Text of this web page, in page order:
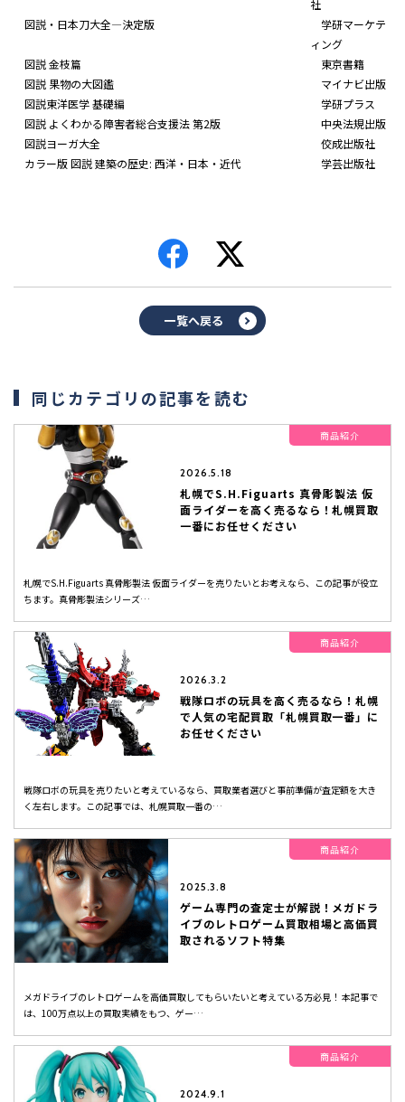
社
図説・日本刀大全―決定版
学研マーケテ
ィング
図説 金枝篇
東京書籍
図説 果物の大図鑑
マイナビ出版
図説東洋医学 基礎編
学研プラス
図説 よくわかる障害者総合支援法 第2版
中央法規出版
図説ヨーガ大全
佼成出版社
カラー版 図説 建築の歴史: 西洋・日本・近代
学芸出版社
一覧へ戻る
同じカテゴリの記事を読む
商品紹介
2026.5.18
札幌でS.H.Figuarts 真骨彫製法 仮
面ライダーを高く売るなら！札幌買取
一番にお任せください
札幌でS.H.Figuarts 真骨彫製法 仮面ライダーを売りたいとお考えなら、この記事が役立
ちます。真骨彫製法シリーズ…
商品紹介
2026.3.2
戦隊ロボの玩具を高く売るなら！札幌
で人気の宅配買取「札幌買取一番」に
お任せください
戦隊ロボの玩具を売りたいと考えているなら、買取業者選びと事前準備が査定額を大き
く左右します。この記事では、札幌買取一番の…
商品紹介
2025.3.8
ゲーム専門の査定士が解説！メガドラ
イブのレトロゲーム買取相場と高価買
取されるソフト特集
メガドライブのレトロゲームを高価買取してもらいたいと考えている方必見！ 本記事で
は、100万点以上の買取実績をもつ、ゲー…
商品紹介
2024.9.1